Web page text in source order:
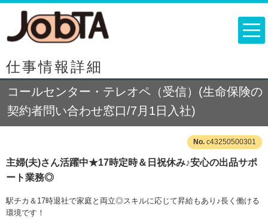
仕事情報詳細
コールセンター・テレオペ（受信）(生命保険の
契約者問い合わせ窓口/7月1日入社)
c43250500301
主婦(夫)さん活躍中★17時定時＆日祝休み♪安心の出品サポ
ート業務◎
駅チカ＆17時退社で家庭と両立◎スキルに応じて昇給もあり♪長く働ける
環境です！